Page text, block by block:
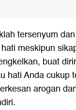
tersenyum
meskipun
buat
hati Anda cukup
arogan